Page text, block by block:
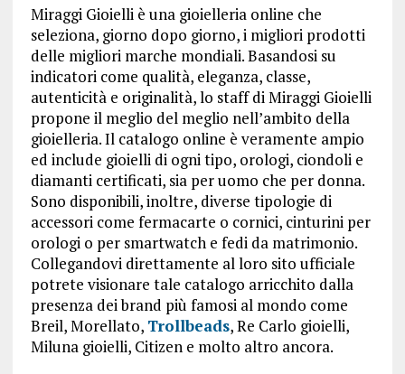
Miraggi Gioielli è una gioielleria online che
seleziona, giorno dopo giorno, i migliori prodotti
delle migliori marche mondiali. Basandosi su
indicatori come qualità, eleganza, classe,
autenticità e originalità, lo staff di Miraggi Gioielli
propone il meglio del meglio nell’ambito della
gioielleria. Il catalogo online è veramente ampio
ed include gioielli di ogni tipo, orologi, ciondoli e
diamanti certificati, sia per uomo che per donna.
Sono disponibili, inoltre, diverse tipologie di
accessori come fermacarte o cornici, cinturini per
orologi o per smartwatch e fedi da matrimonio.
Collegandovi direttamente al loro sito ufficiale
potrete visionare tale catalogo arricchito dalla
presenza dei brand più famosi al mondo come
Breil, Morellato, Trollbeads, Re Carlo gioielli,
Miluna gioielli, Citizen e molto altro ancora.